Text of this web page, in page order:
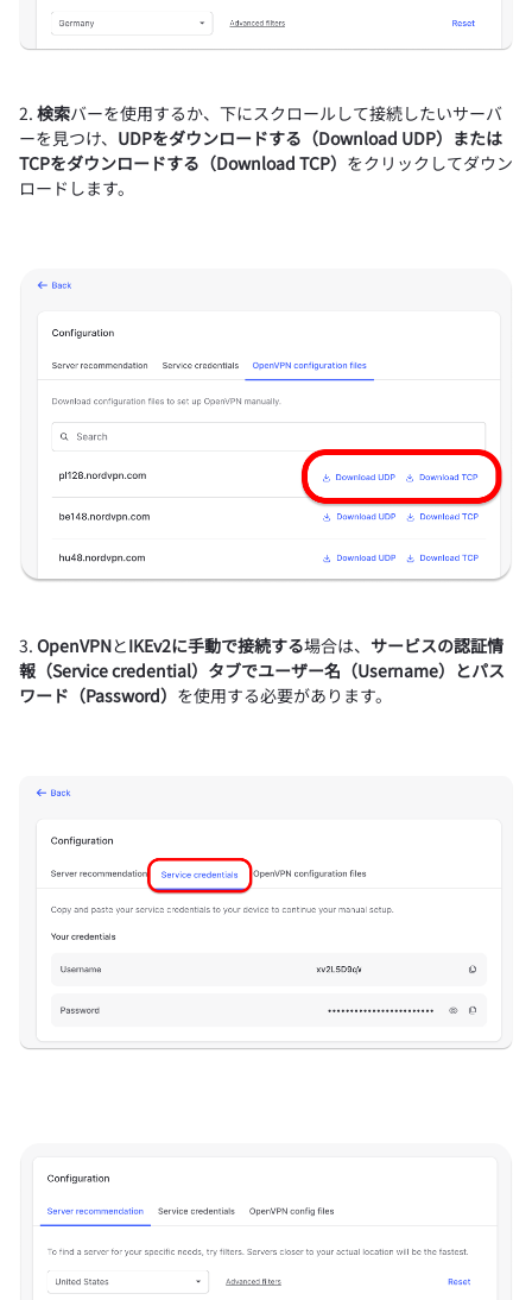
2. 検索バーを使用するか、下にスクロールして接続したいサーバ
ーを見つけ、 UDPをダウンロードする（Download UDP） または
TCPをダウンロードする（Download TCP） をクリックしてダウン
ロードします。
3. OpenVPNとIKEv2に手動で接続する場合は、 サービスの認証情
報（Service credential） タブでユーザー名（Username） とパス
ワード（Password） を使用する必要があります。